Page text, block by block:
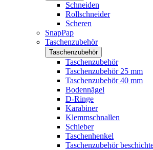
Schneiden
Rollschneider
Scheren
SnapPap
Taschenzubehör
Taschenzubehör
Taschenzubehör
Taschenzubehör 25 mm
Taschenzubehör 40 mm
Bodennägel
D-Ringe
Karabiner
Klemmschnallen
Schieber
Taschenhenkel
Taschenzubehör